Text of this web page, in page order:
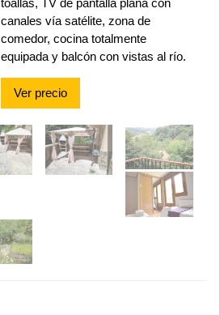
toallas, TV de pantalla plana con
canales vía satélite, zona de
comedor, cocina totalmente
equipada y balcón con vistas al río.
Ver precio